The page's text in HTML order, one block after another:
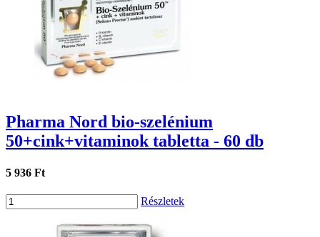
Pharma Nord bio-szelénium
50+cink+vitaminok tabletta - 60 db
5 936 Ft
Részletek